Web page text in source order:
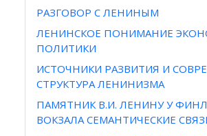
РАЗГОВОР С ЛЕНИНЫМ
ЛЕНИНСКОЕ ПОНИМАНИЕ
ПОЛИТИКИ
ИСТОЧНИКИ РАЗВИТИЯ И
СТРУКТУРА ЛЕНИНИЗМА
ПАМЯТНИК В.И. ЛЕНИНУ У
ВОКЗАЛА СЕМАНТИЧЕСКИЕ